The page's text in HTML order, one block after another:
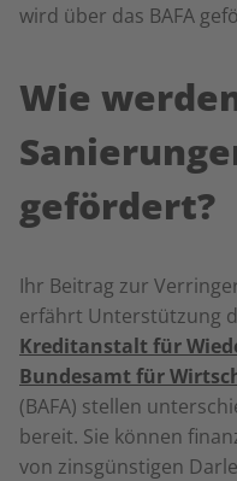
wird über das BAFA
Wie
gefördert?
Ihr Beitrag zur
erfährt Unterstützung
Kreditanstalt für
Bundesamt für
(BAFA) stellen
bereit. Sie können
von zinsgünstigen